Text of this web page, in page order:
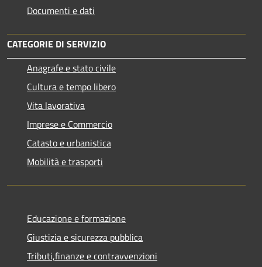
Documenti e dati
CATEGORIE DI SERVIZIO
Anagrafe e stato civile
Cultura e tempo libero
Vita lavorativa
Imprese e Commercio
Catasto e urbanistica
Mobilità e trasporti
Educazione e formazione
Giustizia e sicurezza pubblica
Tributi,finanze e contravvenzioni